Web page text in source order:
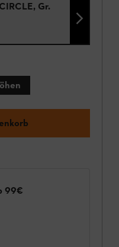
Gr.
99€